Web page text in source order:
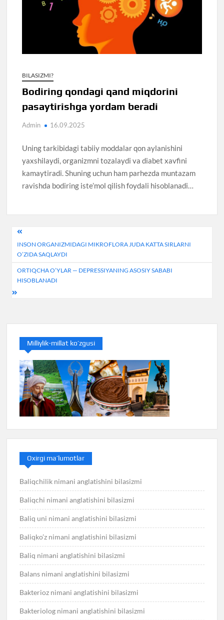
BILASIZMI?
Bodiring qondagi qand miqdorini
pasaytirishga yordam beradi
Admin 16.09.2025
Uning tarkibidagi tabiiy moddalar qon aylanishini
yaxshilaydi, organizmni tozalaydi va diabet xavfini
kamaytiradi. Shuning uchun ham parhezda muntazam
ravishda bodiring iste’mol qilish foydali hisoblanadi…
Post
menyusi
INSON ORGANIZMIDAGI MIKROFLORA JUDA KATTA SIRLARNI
O’ZIDA SAQLAYDI
ORTIQCHA O’YLAR — DEPRESSIYANING ASOSIY SABABI
HISOBLANADI
Milliylik-millat ko’zgusi
Oxirgi ma’lumotlar
Baliqchilik nimani anglatishini bilasizmi
Baliqchi nimani anglatishini bilasizmi
Baliq uni nimani anglatishini bilasizmi
Baliqko’z nimani anglatishini bilasizmi
Baliq nimani anglatishini bilasizmi
Balans nimani anglatishini bilasizmi
Bakterioz nimani anglatishini bilasizmi
Bakteriolog nimani anglatishini bilasizmi